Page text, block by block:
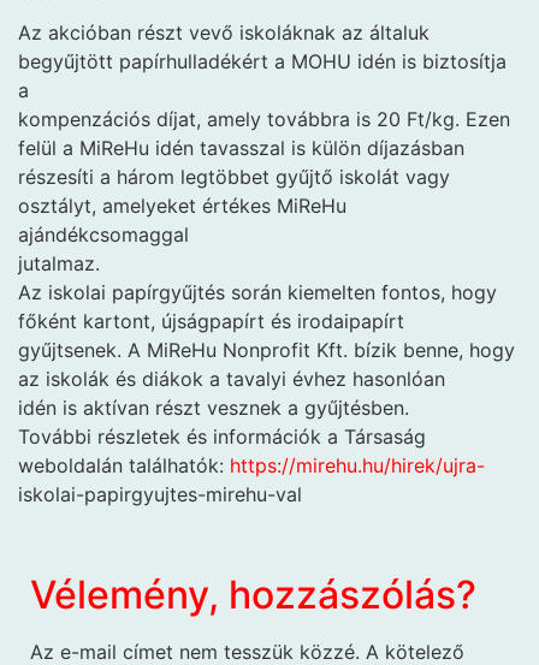
Az akcióban részt vevő iskoláknak az általuk
begyűjtött papírhulladékért a MOHU idén is biztosítja
a
kompenzációs díjat, amely továbbra is 20 Ft/kg. Ezen
felül a MiReHu idén tavasszal is külön díjazásban
részesíti a három legtöbbet gyűjtő iskolát vagy
osztályt, amelyeket értékes MiReHu
ajándékcsomaggal
jutalmaz.
Az iskolai papírgyűjtés során kiemelten fontos, hogy
főként kartont, újságpapírt és irodaipapírt
gyűjtsenek. A MiReHu Nonprofit Kft. bízik benne, hogy
az iskolák és diákok a tavalyi évhez hasonlóan
idén is aktívan részt vesznek a gyűjtésben.
További részletek és információk a Társaság
weboldalán találhatók: https://mirehu.hu/hirek/ujra-
iskolai-papirgyujtes-mirehu-val
Vélemény, hozzászólás?
Az e-mail címet nem tesszük közzé. A kötelező